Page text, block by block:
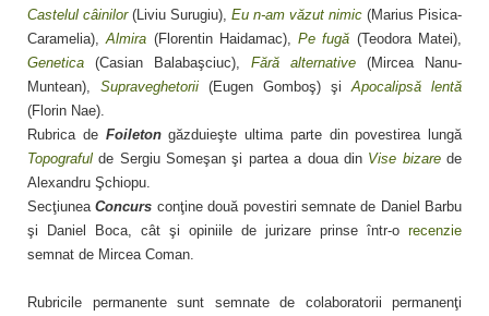
Castelul câinilor(Liviu Surugiu), Eu n-am văzut nimic (Marius Pisica-
Caramelia),Almira (Florentin Haidamac),Pe fugă (Teodora Matei),
Genetica (Casian Balabaşciuc), Fără alternative (Mircea Nanu-
Muntean), Supraveghetorii (Eugen Gomboş) şi Apocalipsă lentă
(Florin Nae).
Rubrica de Foiletongăzduieşte ultima parte din povestirea lungă
Topograful de Sergiu Someşan şi partea a doua din Vise bizarede
Alexandru Şchiopu.
SecţiuneaConcurs conţine două povestiri semnate de Daniel Barbu
şi Daniel Boca, cât şi opiniile de jurizare prinse într-o recenzie
semnat de Mircea Coman.
Rubricile permanente sunt semnate de colaboratorii permanenţi